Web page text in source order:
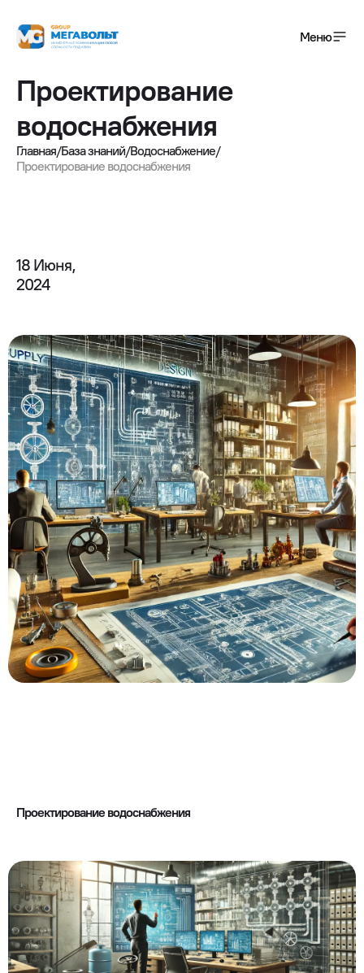
Меню
info@megavolt-group.com
База знаний
Контакты
Получить консультацию
Проектирование
водоснабжения
Главная/База знаний/Водоснабжение/
Проектирование водоснабжения
18 Июня,
2024
Проектирование водоснабжения